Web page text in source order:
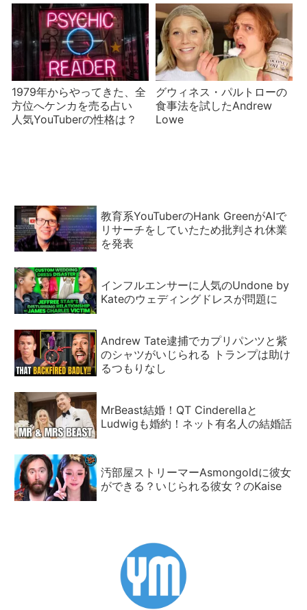
1979年からやってきた、全
方位へケンカを売る占い
人気YouTuberの性格は？
グウィネス・パルトローの
食事法を試したAndrew
Lowe
教育系YouTuberのHank GreenがAIで
リサーチをしていたため批判され休業
を発表
インフルエンサーに人気のUndone by
Kateのウェディングドレスが問題に
Andrew Tate逮捕でカプリパンツと紫
のシャツがいじられる トランプは助け
るつもりなし
MrBeast結婚！QT Cinderellaと
Ludwigも婚約！ネット有名人の結婚話
汚部屋ストリーマーAsmongoldに彼女
ができる？いじられる彼女？のKaise